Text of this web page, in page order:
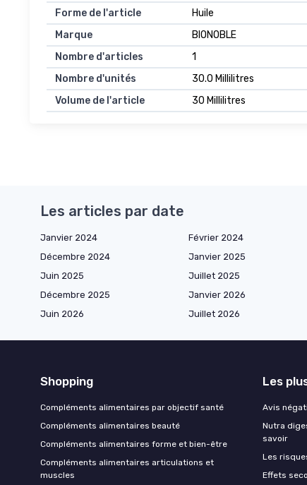
Forme de l'article
Huile
Marque
BIONOBLE
Nombre d'articles
1
Nombre d'unités
30.0 Millilitres
Volume de l'article
30 Millilitres
Les articles par date
Janvier 2024 Février 2024
Décembre 2024
Janvier 2025
Juin 2025
Juillet 2025
Décembre 2025
Janvier 2026
Juin 2026
Juillet 2026
Shopping
Compléments alimentaires par objectif santé
Compléments alimentaires beauté
Compléments alimentaires forme et bien-être
Compléments alimentaires articulations et
muscles
Les
Avis
Nutra
savoir
Les
Effets